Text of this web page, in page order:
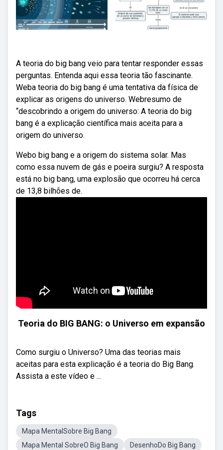
A teoria do big bang veio para tentar responder essas
perguntas. Entenda aqui essa teoria tão fascinante.
Weba teoria do big bang é uma tentativa da física de
explicar as origens do universo. Webresumo de
“descobrindo a origem do universo: A teoria do big
bang é a explicação científica mais aceita para a
origem do universo.
Webo big bang e a origem do sistema solar. Mas
como essa nuvem de gás e poeira surgiu? A resposta
está no big bang, uma explosão que ocorreu há cerca
de 13,8 bilhões de.
Teoria do BIG BANG: o Universo em expansão
Como surgiu o Universo? Uma das teorias mais
aceitas para esta explicação é a teoria do Big Bang.
Assista a este vídeo e ...
Tags
Mapa MentalSobre Big Bang
Mapa Mental SobreO Big Bang
DesenhoDo Big Bang